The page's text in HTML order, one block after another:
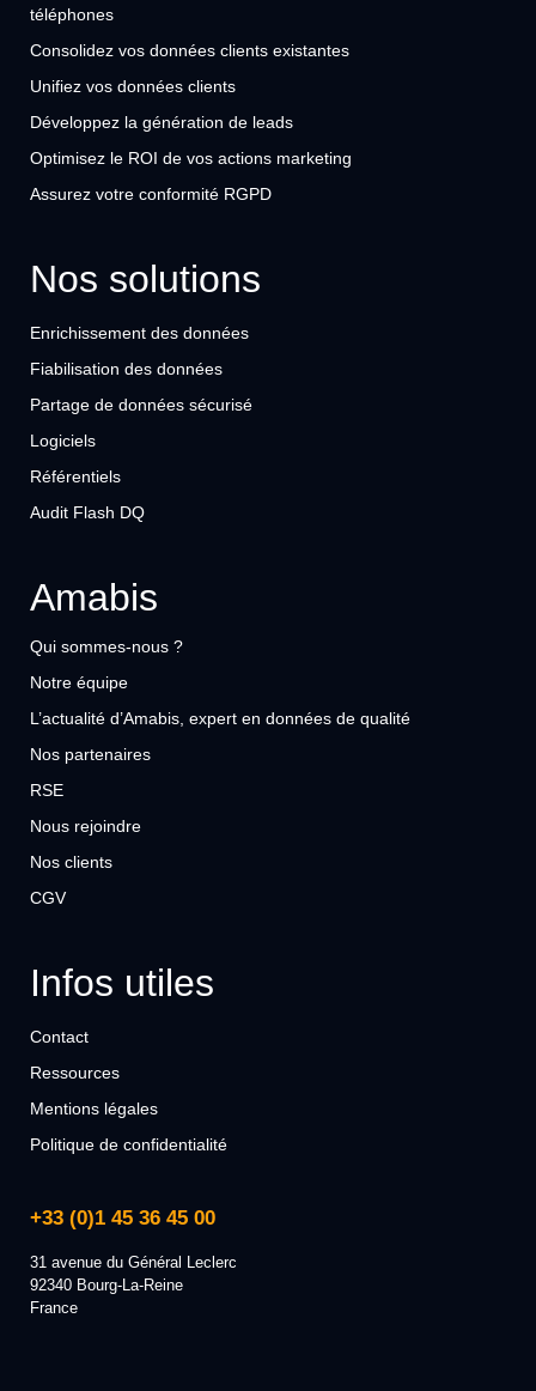
téléphones
Consolidez vos données clients existantes
Unifiez vos données clients
Développez la génération de leads
Optimisez le ROI de vos actions marketing
Assurez votre conformité RGPD
Nos solutions
Enrichissement des données
Fiabilisation des données
Partage de données sécurisé
Logiciels
Référentiels
Audit Flash DQ
Amabis
Qui sommes-nous ?
Notre équipe
L’actualité d’Amabis, expert en données de qualité
Nos partenaires
RSE
Nous rejoindre
Nos clients
CGV
Infos utiles
Contact
Ressources
Mentions légales
Politique de confidentialité
+33 (0)1 45 36 45 00
31 avenue du Général Leclerc
92340 Bourg-La-Reine
France